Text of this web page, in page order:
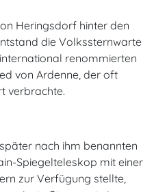
Heringsdorf hinter den
die Volkssternwarte
renommierten
von Ardenne, der oft
verbrachte.
nach ihm benannten
Spiegelteleskop mit einer
zur Verfügung stellte,